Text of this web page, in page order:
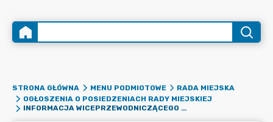
STRONA GŁÓWNA MENU PODMIOTOWE
RADA MIEJSKA
OGŁOSZENIA O POSIEDZENIACH RADY MIEJSKIEJ
INFORMACJA WICEPRZEWODNICZĄCEGO RADY MIEJSKIEJ O SESJI W DNIU 31 STYCZNIA 2025 R.